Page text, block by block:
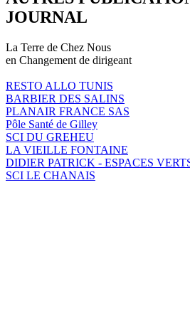
JOURNAL
La Terre de Chez Nous
en Changement de dirigeant
RESTO ALLO TUNIS
BARBIER DES SALINS
PLANAIR FRANCE SAS
Pôle Santé de Gilley
SCI DU GREHEU
LA VIEILLE FONTAINE
DIDIER PATRICK - ESPACES
SCI LE CHANAIS